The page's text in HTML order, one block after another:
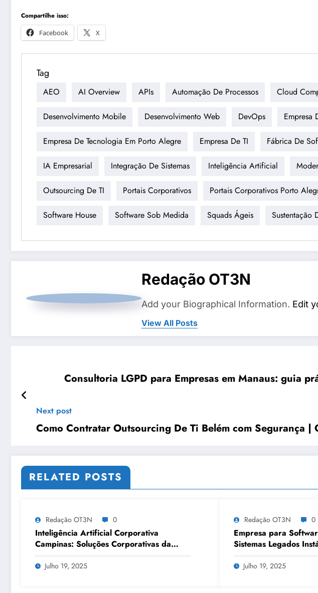
Compartilhe isso:
Facebook
X
Tag
AEO AI Overview APIs Automação De Processos Cloud
Desenvolvimento Mobile Desenvolvimento Web DevOps Empresa
Empresa De Tecnologia Em Porto Alegre Empresa De TI Fábrica De
IA Empresarial Integração De Sistemas Inteligência Artificial
Outsourcing De TI Portais Corporativos Portais Corporativos Porto
Software House Software Sob Medida Squads Ágeis Sustentação
Redação OT3N
Add your Biographical Information. Edit
View All Posts
Consultoria LGPD para Empresas em Manaus: guia
Next post
Como Contratar Outsourcing De Ti Belém com Segurança
RELATED POSTS
Redação OT3N 0
Inteligência Artificial Corporativa
Campinas: Soluções Corporativas da
OT3N Brasil – Guia 3083
Julho 19, 2025
Redação OT3N 0
Empresa para
Sistemas Legados
Horizonte | OT3N
Julho 19, 2025